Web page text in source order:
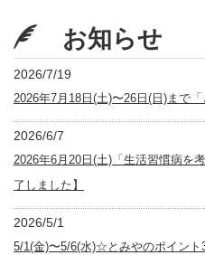
お知らせ
2026/7/19
2026年7月18日(土)〜26日(日)まで
2026/6/7
2026年6月20日(土)「生活習慣病を
了しました】
2026/5/1
5/1(金)〜5/6(水)☆とみやのポイン